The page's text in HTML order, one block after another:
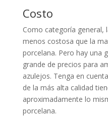
Costo
Como categoría general,
menos costosa que la
porcelana. Pero hay una
grande de precios para
azulejos. Tenga en
de la más alta calidad
aproximadamente lo
porcelana.